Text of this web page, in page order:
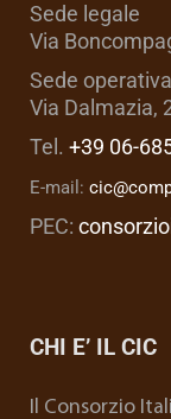
Sede legale
Via
Sede operativa
Via Dalmazia,
Tel. +39 06-
E-mail:
PEC:
CHI E’ IL CIC
Il Consorzio